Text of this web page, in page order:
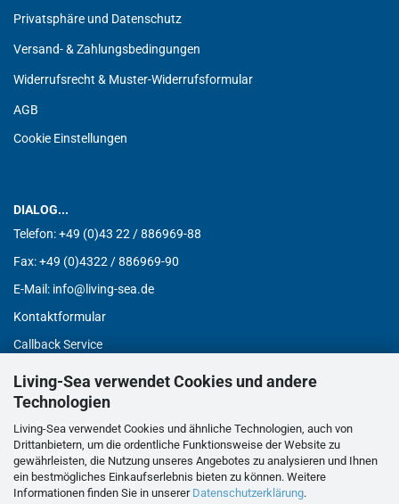
Living-Sea verwendet Cookies und andere
Technologien
Living-Sea verwendet Cookies und ähnliche Technologien, auch von
Drittanbietern, um die ordentliche Funktionsweise der Website zu
gewährleisten, die Nutzung unseres Angebotes zu analysieren und Ihnen
ein bestmögliches Einkaufserlebnis bieten zu können. Weitere
Informationen finden Sie in unserer Datenschutzerklärung.
Privatsphäre und Datenschutz
Versand- & Zahlungsbedingungen
Widerrufsrecht & Muster-Widerrufsformular
AGB
Cookie Einstellungen
DIALOG...
Telefon:+49 (0)43 22 / 886969-88
Fax:+49 (0)4322 / 886969-90
E-Mail: info@living-sea.de
Kontaktformular
Callback Service
VORTEILE...
Kundenspezifische Lösungen
Flexible Konfiguration
Kompetente Beratung